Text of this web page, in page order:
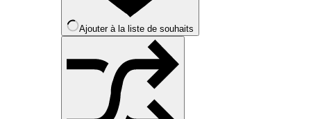
Ajouter à la liste de souhaits